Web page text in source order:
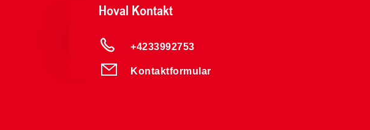
Hoval Kontakt
+4233992753
Kontaktformular